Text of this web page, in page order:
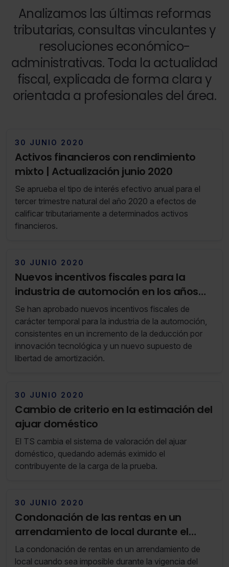
Analizamos las últimas reformas
tributarias, consultas vinculantes y
resoluciones económico-
administrativas. Toda la actualidad
fiscal, explicada de forma clara y
orientada a profesionales del área.
30 JUNIO 2020
Activos financieros con rendimiento
mixto | Actualización junio 2020
Se aprueba el tipo de interés efectivo anual para el
tercer trimestre natural del año 2020 a efectos de
calificar tributariamente a determinados activos
financieros.
30 JUNIO 2020
Nuevos incentivos fiscales para la
industria de automoción en los años
2020 y 2021
Se han aprobado nuevos incentivos fiscales de
carácter temporal para la industria de la automoción,
consistentes en un incremento de la deducción por
innovación tecnológica y un nuevo supuesto de
libertad de amortización.
30 JUNIO 2020
Cambio de criterio en la estimación del
ajuar doméstico
El TS cambia el sistema de valoración del ajuar
doméstico, quedando además eximido el
contribuyente de la carga de la prueba.
30 JUNIO 2020
Condonación de las rentas en un
arrendamiento de local durante el
estado de alarma
La condonación de rentas en un arrendamiento de
local cuando sea imposible durante la vigencia del